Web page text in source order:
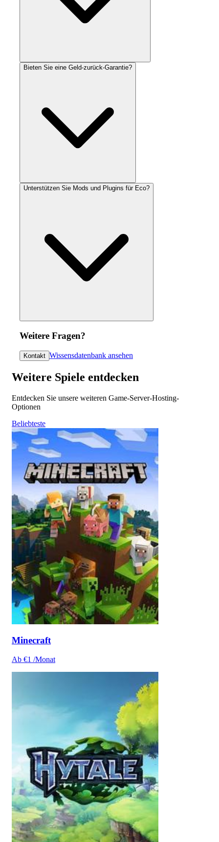
Bieten Sie eine Geld-zurück-Garantie?
Unterstützen Sie Mods und Plugins für Eco?
Weitere Fragen?
Kontakt Wissensdatenbank ansehen
Weitere Spiele entdecken
Entdecken Sie unsere weiteren Game-Server-Hosting-
Optionen
Beliebteste
Minecraft
Ab €1 /Monat